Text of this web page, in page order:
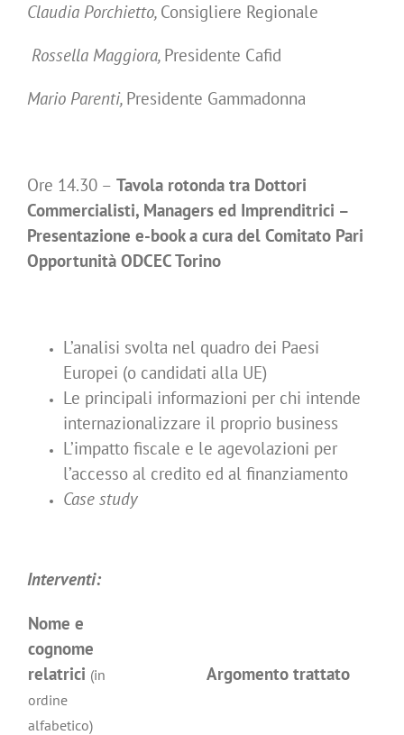
Claudia Porchietto, Consigliere Regionale
Rossella Maggiora, Presidente Cafid
Mario Parenti, Presidente Gammadonna
Ore 14.30 – Tavola rotonda tra Dottori
Commercialisti, Managers ed Imprenditrici –
Presentazione e-book a cura del Comitato Pari
Opportunità ODCEC Torino
L’analisi svolta nel quadro dei Paesi
Europei (o candidati alla UE)
Le principali informazioni per chi intende
internazionalizzare il proprio business
L’impatto fiscale e le agevolazioni per
l’accesso al credito ed al finanziamento
Case study
Interventi:
Nome e
cognome
relatrici (in
ordine
alfabetico)
Argomento trattato